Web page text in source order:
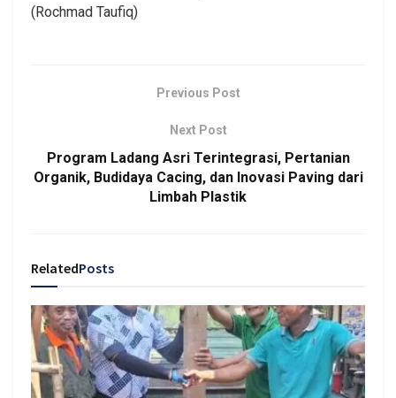
(Rochmad Taufiq)
Previous Post
Next Post
Program Ladang Asri Terintegrasi, Pertanian
Organik, Budidaya Cacing, dan Inovasi Paving dari
Limbah Plastik
RelatedPosts